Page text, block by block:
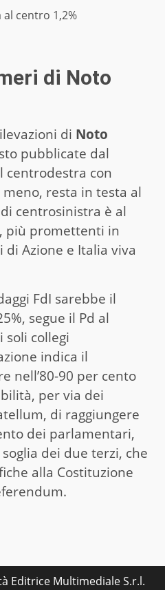
al centro 1,2%
di Noto
di Noto
pubblicate dal
centrodestra con
resta in testa al
centrosinistra è al
più promettenti in
Azione e Italia viva
FdI sarebbe il
segue il Pd al
soli collegi
indica il
nell’80-90 per cento
per via dei
di raggiungere
dei parlamentari,
dei due terzi, che
alla Costituzione
Editrice Multimediale S.r.l.